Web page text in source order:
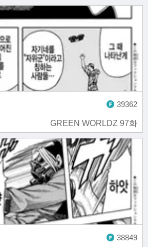
GREEN WORLDZ 97화
39362
38849